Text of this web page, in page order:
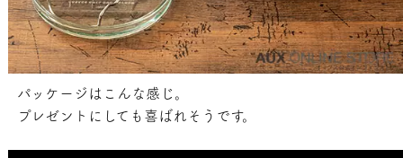
パッケージはこんな感じ。
プレゼントにしても喜ばれそうです。